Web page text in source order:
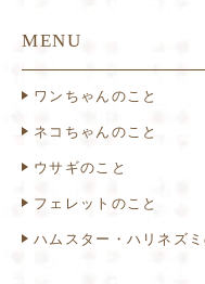
MENU
ワンちゃんのこと
ネコちゃんのこと
ウサギのこと
フェレットのこと
ハムスター・ハリネズミ